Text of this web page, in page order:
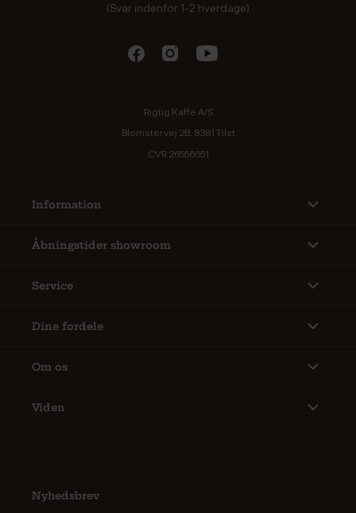
(Svar indenfor 1-2 hverdage)
Rigtig Kaffe A/S
Blomstervej 2B, 8381 Tilst
CVR 26556651
Information
Åbningstider showroom
Service
Dine fordele
Om os
Viden
Nyhedsbrev